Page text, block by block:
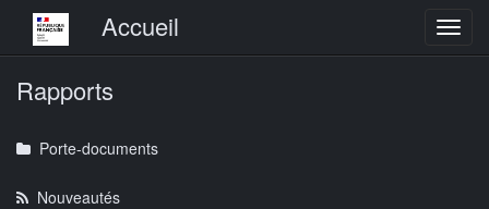
Menu principalAccueil
Rapports
Porte-documents
Nouveautés